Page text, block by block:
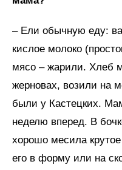
– Ели обычную еду:
кислое молоко
мясо – жарили. Хлеб
жерновах, возили на
были у Кастецких.
неделю вперед. В
хорошо месила
его в форму или на